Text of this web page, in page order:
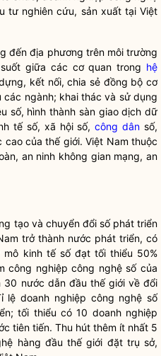
tư nghiên cứu, sản xuất tại Việt
đến địa phương trên môi trường
giữa các cơ quan trong hệ
kết nối, chia sẻ đồng bộ cơ
các ngành; khai thác và sử dụng
số, hình thành sàn giao dịch dữ
tế số, xã hội số,công dân số,
của thế giới. Việt Nam thuộc
an ninh không gian mạng, an
tạo và chuyển đổi số phát triển
trở thành nước phát triển, có
kinh tế số đạt tối thiểu 50%
công nghiệp công nghệ số của
30 nước dẫn đầu thế giới về đổi
lệ doanh nghiệp công nghệ số
tối thiểu có 10 doanh nghiệp
tiên tiến. Thu hút thêm ít nhất 5
hàng đầu thế giới đặt trụ sở,